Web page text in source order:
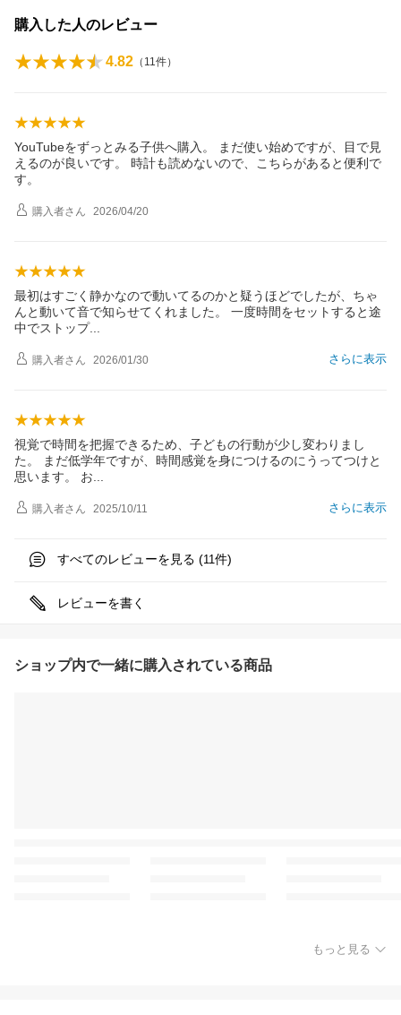
購入した人のレビュー
4.82 （ 11件）
YouTubeをずっとみる子供へ購入。 まだ使い始めですが、目で見
えるのが良いです。 時計も読めないので、こちらがあると便利で
す。
購入者さん 2026/04/20
最初はすごく静かなので動いてるのかと疑うほどでしたが、ちゃ
んと動いて音で知らせてくれました。 一度時間をセットすると途
中でストップ
さらに表示
購入者さん 2026/01/30
視覚で時間を把握できるため、子どもの行動が少し変わりまし
た。 まだ低学年ですが、時間感覚を身につけるのにうってつけと
思います。 お
さらに表示
購入者さん 2025/10/11
すべてのレビューを見る (11件)
レビューを書く
ショップ内で一緒に購入されている商品
もっと見る